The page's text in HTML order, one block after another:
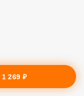
1 269 ₽